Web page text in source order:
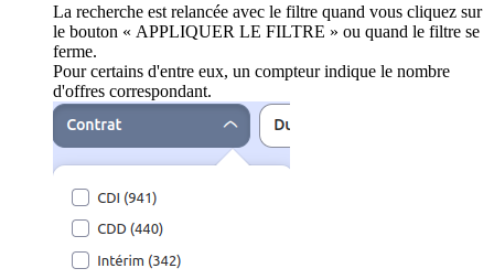
La recherche est relancée avec le filtre quand vous cliquez sur
le bouton « APPLIQUER LE FILTRE » ou quand le filtre se
ferme.
Pour certains d'entre eux, un compteur indique le nombre
d'offres correspondant.